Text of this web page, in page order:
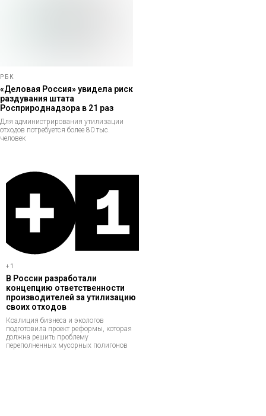
РБК
«Деловая Россия» увидела риск
раздувания штата
Росприроднадзора в 21 раз
Для администрирования утилизации
отходов потребуется более 80 тыс.
человек
+1
В России разработали
концепцию ответственности
производителей за утилизацию
своих отходов
Коалиция бизнеса и экологов
подготовила проект реформы, которая
должна решить проблему
переполненных мусорных полигонов